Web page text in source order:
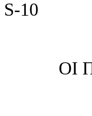
S-10
ΟΙ